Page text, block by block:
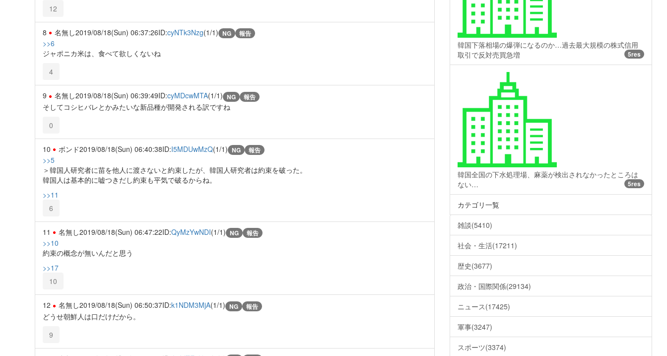
12
8 名無し2019/08/18(Sun) 06:37:26ID:cyNTk3Nzg(1/1) NG 報告
>>6
ジャポニカ米は、食べて欲しくないね
4
9 名無し2019/08/18(Sun) 06:39:49ID:cyMDcwMTA(1/1) NG 報告
そしてコシヒバレとかみたいな新品種が開発される訳ですね
0
10 ボンド2019/08/18(Sun) 06:40:38ID:I5MDUwMzQ(1/1) NG 報告
>>5
＞韓国人研究者に苗を他人に渡さないと約束したが、韓国人研究者は約束を破った。
韓国人は基本的に嘘つきだし約束も平気で破るからね。
>>11
6
11 名無し2019/08/18(Sun) 06:47:22ID:QyMzYwNDI(1/1) NG 報告
>>10
約束の概念が無いんだと思う
>>17
10
12 名無し2019/08/18(Sun) 06:50:37ID:k1NDM3MjA(1/1) NG 報告
どうせ朝鮮人は口だけだから。
9
韓国下落相場の爆弾になるのか…過去最大規模の株式信用
取引で反対売買急増
5res
韓国全国の下水処理場、麻薬が検出されなかったところは
ない…
5res
カテゴリ一覧
雑談(5410)
社会・生活(17211)
歴史(3677)
政治・国際関係(29134)
ニュース(17425)
軍事(3247)
スポーツ(3374)